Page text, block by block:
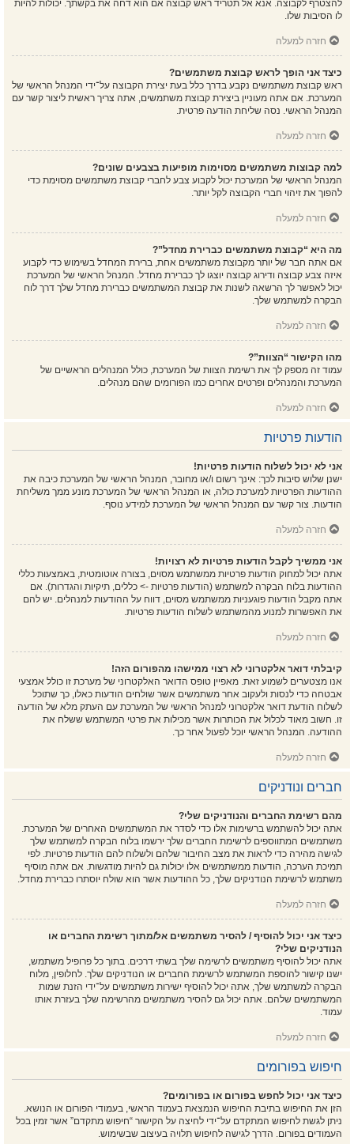
להצטרף לקבוצה. אנא אל תטריד ראש קבוצה אם הוא דחה את בקשתך. יכולות להיות
לו הסיבות שלו.
חזרה למעלה
כיצד אני הופך לראש קבוצת משתמשים?
ראש קבוצת משתמשים נקבע בדרך כלל בעת יצירת הקבוצה על־ידי המנהל הראשי של
המערכת. אם אתה מעוניין ביצירת קבוצת משתמשים, אתה צריך ראשית ליצור קשר עם
המנהל הראשי. נסה שליחת הודעה פרטית.
חזרה למעלה
למה קבוצות משתמשים מסוימות מופיעות בצבעים שונים?
המנהל הראשי של המערכת יכול לקבוע צבע לחברי קבוצת משתמשים מסוימת כדי
להפוך את זיהוי חברי הקבוצה לקל יותר.
חזרה למעלה
מה היא “קבוצת משתמשים כברירת מחדל”?
אם אתה חבר של יותר מקבוצת משתמשים אחת, ברירת המחדל בשימוש כדי לקבוע
איזה צבע קבוצה ודירוג קבוצה יוצגו לך כברירת מחדל. המנהל הראשי של המערכת
יכול לאפשר לך הרשאה לשנות את קבוצת המשתמשים כברירת מחדל שלך דרך לוח
הבקרה למשתמש שלך.
חזרה למעלה
מהו הקישור “הצוות”?
עמוד זה מספק לך את רשימת הצוות של המערכת, כולל המנהלים הראשיים של
המערכת והמנהלים ופרטים אחרים כמו הפורומים שהם מנהלים.
חזרה למעלה
הודעות פרטיות
אני לא יכול לשלוח הודעות פרטיות!
ישנן שלוש סיבות לכך: אינך רשום ו/או מחובר, המנהל הראשי של המערכת כיבה את
ההודעות הפרטיות למערכת כולה, או המנהל הראשי של המערכת מונע ממך משליחת
הודעות. צור קשר עם המנהל הראשי של המערכת למידע נוסף.
חזרה למעלה
אני ממשיך לקבל הודעות פרטיות לא רצויות!
אתה יכול למחוק הודעות פרטיות ממשתמש מסוים, בצורה אוטומטית, באמצעות כללי
ההודעות בלוח הבקרה למשתמש (הודעות פרטיות -> כללים, תיקיות והגדרות). אם
אתה מקבל הודעות פוגעניות ממשתמש מסוים, דווח על ההודעות למנהלים. יש להם
את האפשרות למנוע מהמשתמש לשלוח הודעות פרטיות.
חזרה למעלה
קיבלתי דואר אלקטרוני לא רצוי ממישהו מהפורום הזה!
אנו מצטערים לשמוע זאת. מאפיין טופס הדואר האלקטרוני של מערכת זו כולל אמצעי
אבטחה כדי לנסות ולעקוב אחר משתמשים אשר שולחים הודעות כאלו, כך שתוכל
לשלוח הודעת דואר אלקטרוני למנהל הראשי של המערכת עם העתק מלא של הודעה
זו. חשוב מאוד לכלול את הכותרות אשר מכילות את פרטי המשתמש ששלח את
ההודעה. המנהל הראשי יוכל לפעול אחר כך.
חזרה למעלה
חברים ונודניקים
מהם רשימת החברים והנודניקים שלי?
אתה יכול להשתמש ברשימות אלו כדי לסדר את המשתמשים האחרים של המערכת.
משתמשים המתווספים לרשימת החברים שלך ירשמו בלוח הבקרה למשתמש שלך
לגישה מהירה כדי לראות את מצב החיבור שלהם ולשלוח להם הודעות פרטיות. לפי
תמיכת הערכה, הודעות ממשתמשים אלו יכולות גם להיות מודגשות. אם אתה מוסיף
משתמש לרשימת הנודניקים שלך, כל ההודעות אשר הוא שולח יוסתרו כברירת מחדל.
חזרה למעלה
כיצד אני יכול להוסיף / להסיר משתמשים אל/מתוך רשימת החברים או
הנודניקים שלי?
אתה יכול להוסיף משתמשים לרשימה שלך בשתי דרכים. בתוך כל פרופיל משתמש,
ישנו קישור להוספת המשתמש לרשימת החברים או הנודניקים שלך. לחלופין, מלוח
הבקרה למשתמש שלך, אתה יכול להוסיף ישירות משתמשים על־ידי הזנת שמות
המשתמשים שלהם. אתה יכול גם להסיר משתמשים מהרשימה שלך בעזרת אותו
עמוד.
חזרה למעלה
חיפוש בפורומים
כיצד אני יכול לחפש בפורום או בפורומים?
הזן את החיפוש בתיבת החיפוש הנמצאת בעמוד הראשי, בעמודי הפורום או הנושא.
ניתן לגשת לחיפוש המתקדם על־ידי לחיצה על הקישור “חיפוש מתקדם” אשר זמין בכל
העמודים בפורום. הדרך לגישה לחיפוש תלויה בעיצוב שבשימוש.